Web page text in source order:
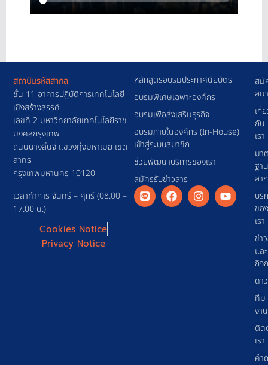
สมั
สม
เกี่
กับ
เรา
มา
ฐาน
สา
บริ
ของ
เรา
ข่า
และ
กิจ
ดา
ทีม
งาน
ติด
เรา
คำ
หลักสูตรอบรมประกาศนียบัตร
อบรมพิเศษเฉพาะองค์กร
อบรมเพื่อส่งเสริมธุรกิจ
อบรมภายในองค์กร (In-House)
เข้าสู่ระบบสมาชิก
ช่วยพัฒนาบริการของเรา
สมัครรับข่าวสาร
สถาบันรหัสสากล
ชั้น 11 อาคารปฎิบัติการเทคโนโลยี
เชิงสร้างสรรค์
เลขที่ 2 มหาวิทยาลัยเทคโนโลยีราช
มงคลกรุงเทพ
ถนนนางลิ้นจี่ แขวงทุ่งมหาเมฆ เขต
สาทร
กรุงเทพมหานคร 10120
เวลาทำการ จันทร์ – ศุกร์ (08.00 –
17.00 น.)
Cookies Notice
Privacy Notice